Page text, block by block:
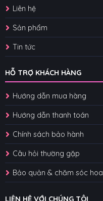
Liên hệ
Sản phẩm
Tin tức
HỖ TRỢ KHÁCH HÀNG
Hướng dẫn mua hàng
Hướng dẫn thanh toán
Chính sách bảo hành
Câu hỏi thường gặp
Bảo quản & chăm sóc hoa
LIÊN HỆ VỚI CHÚNG TÔI